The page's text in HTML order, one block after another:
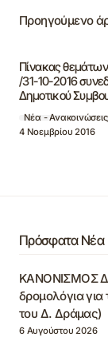
Προηγούμενο
Πίνακας θεμάτων
/31-10-2016
Δημοτικού
Νέα - Ανακοινώσεις
4 Νοεμβρίου 2016
Πρόσφατα Νέα
ΚΑΝΟΝΙΣΜΟΣ
δρομολόγια για
του Δ. Δράμας)
6 Αυγούστου 2026